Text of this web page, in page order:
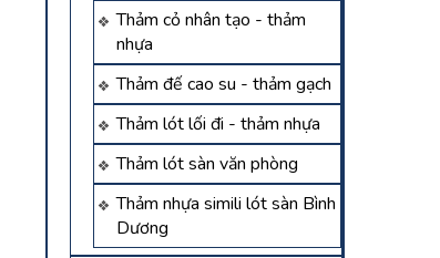
Thảm cỏ nhân tạo - thảm
nhựa
Thảm đế cao su - thảm gạch
Thảm lót lối đi - thảm nhựa
Thảm lót sàn văn phòng
Thảm nhựa simili lót sàn Bình
Dương